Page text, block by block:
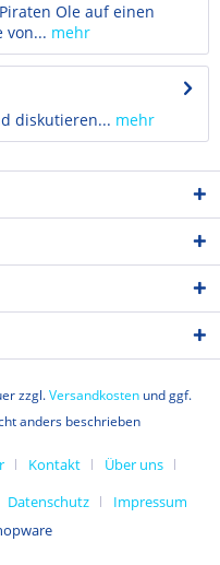
Ole auf einen
von... mehr
diskutieren... mehr
zzgl.Versandkosten und ggf.
anders beschrieben
Kontakt
Über uns
Datenschutz
Impressum